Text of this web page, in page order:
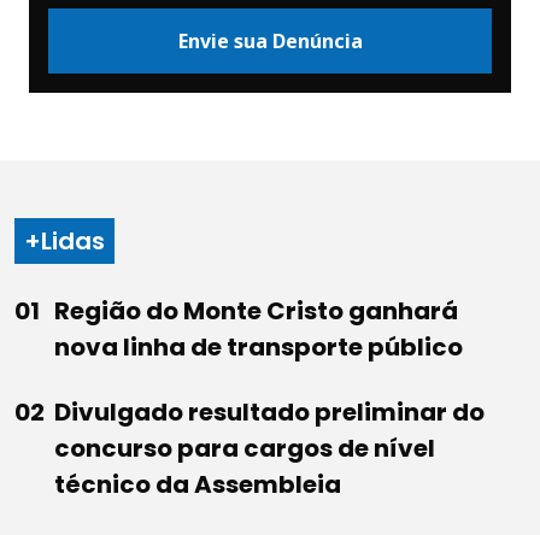
Envie sua Denúncia
+Lidas
Região do Monte Cristo ganhará
nova linha de transporte público
Divulgado resultado preliminar do
concurso para cargos de nível
técnico da Assembleia